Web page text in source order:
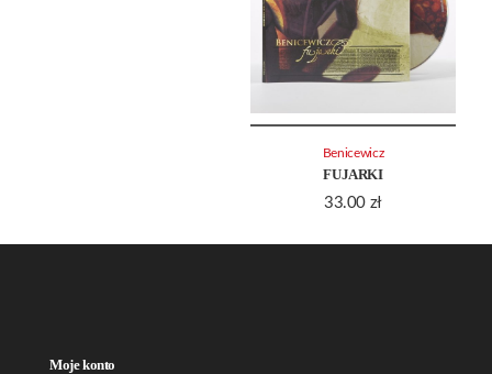
FUJARKI
33.00 zł
Benicewicz
Moje konto